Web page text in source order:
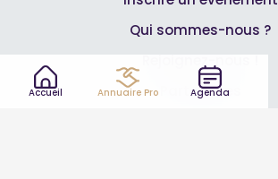
Accueil Annuaire Pro Agenda
Qui sommes-nous ?
Rejoignez-nous !
Partenaires